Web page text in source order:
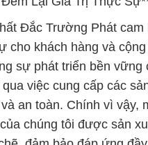
Đắc Trường Phát cam
cho khách hàng và cộng
sự phát triển bền vững
việc cung cấp các
an toàn. Chính vì vậy,
chúng tôi được sản